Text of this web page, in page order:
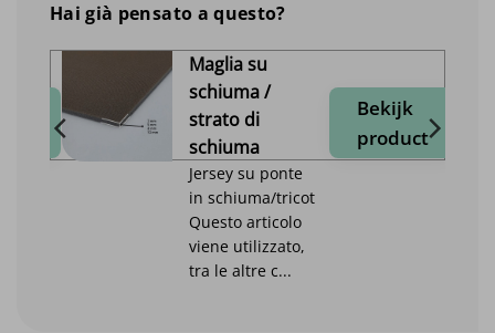
Hai già pensato a questo?
Maglia su
schiuma /
strato di
schiuma
Jersey su ponte
in schiuma/tricot
Questo articolo
viene utilizzato,
tra le altre c...
Bekijk
product